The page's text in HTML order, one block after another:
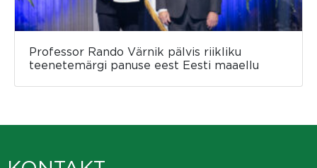
Professor Rando Värnik pälvis riikliku
teenetemärgi panuse eest Eesti maaellu